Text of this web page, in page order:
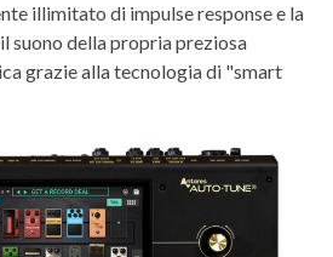
illimitato di impulse response e la
suono della propria preziosa
grazie alla tecnologia di "smart